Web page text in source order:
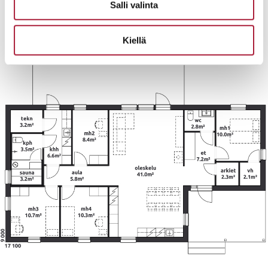
Salli valinta
Kiellä
toisessa päädyssä. Saunaosastolta on kulku takapihan
oleskeluterassille.